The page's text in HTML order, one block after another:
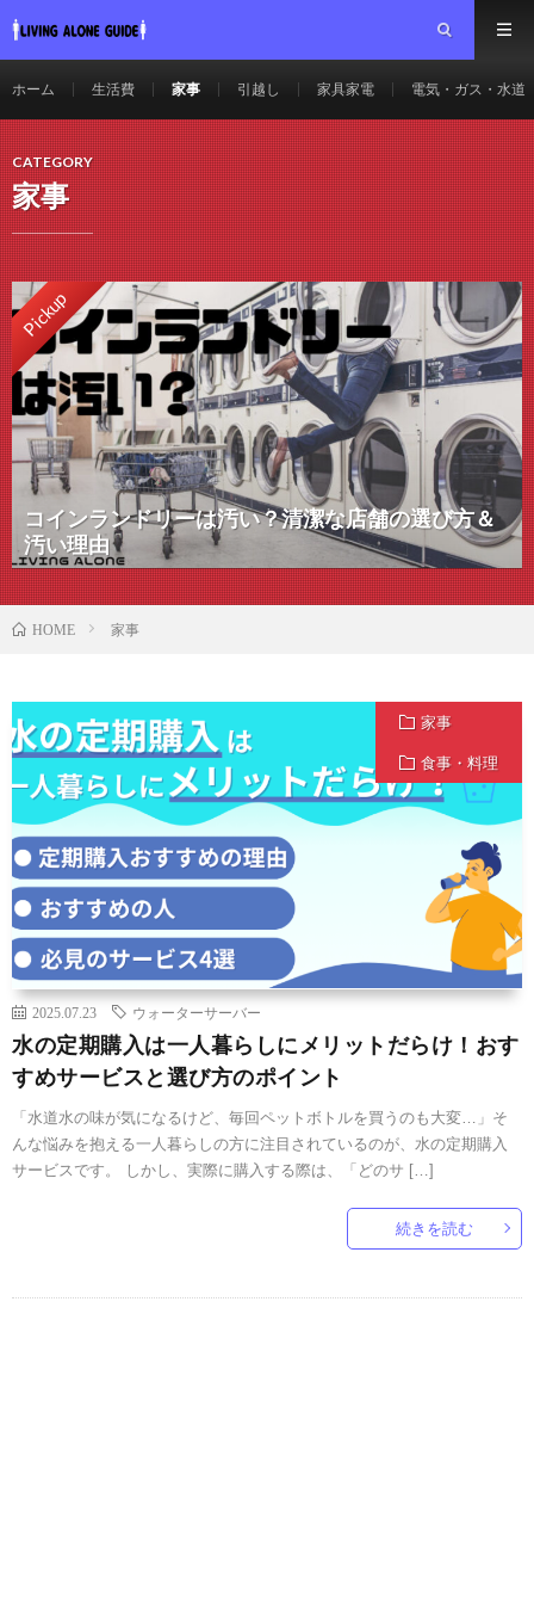
ホーム 生活費 家事 引越し 家具家電 電気・ガス・水道
CATEGORY
家事
Pickup
コインランドリーは汚い？清潔な店舗の選び方＆
汚い理由
HOME 家事
家事
食事・料理
2025.07.23 ウォーターサーバー
水の定期購入は一人暮らしにメリットだらけ！おす
すめサービスと選び方のポイント
「水道水の味が気になるけど、毎回ペットボトルを買うのも大変…」そ
んな悩みを抱える一人暮らしの方に注目されているのが、水の定期購入
サービスです。 しかし、実際に購入する際は、「どのサ […]
続きを読む